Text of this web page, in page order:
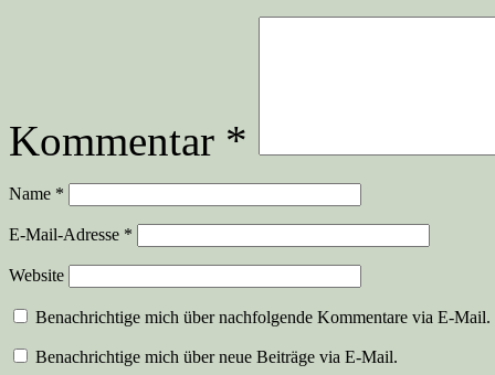
Kommentar *
Name *
E-Mail-Adresse *
Website
Benachrichtige mich über nachfolgende Kommentare via E-Mail.
Benachrichtige mich über neue Beiträge via E-Mail.